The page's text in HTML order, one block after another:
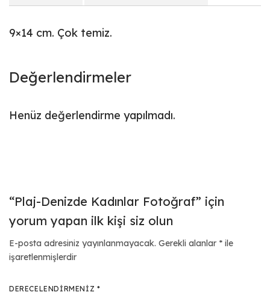
9×14 cm. Çok temiz.
Değerlendirmeler
Henüz değerlendirme yapılmadı.
“Plaj-Denizde Kadınlar Fotoğraf” için
yorum yapan ilk kişi siz olun
E-posta adresiniz yayınlanmayacak. Gerekli alanlar * ile
işaretlenmişlerdir
DERECELENDIRMENIZ *